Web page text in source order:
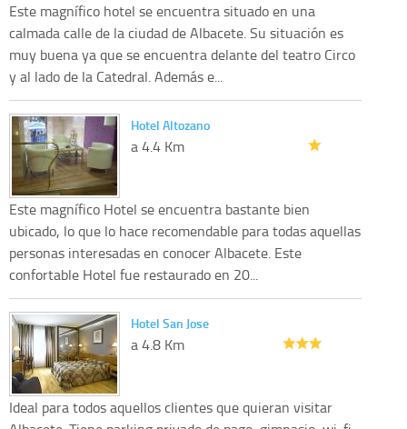
Este magnífico hotel se encuentra situado en una
calmada calle de la ciudad de Albacete. Su situación es
muy buena ya que se encuentra delante del teatro Circo
y al lado de la Catedral. Además e...
Hotel Altozano
a 4.4 Km
Este magnífico Hotel se encuentra bastante bien
ubicado, lo que lo hace recomendable para todas aquellas
personas interesadas en conocer Albacete. Este
confortable Hotel fue restaurado en 20...
Hotel San Jose
a 4.8 Km
Ideal para todos aquellos clientes que quieran visitar